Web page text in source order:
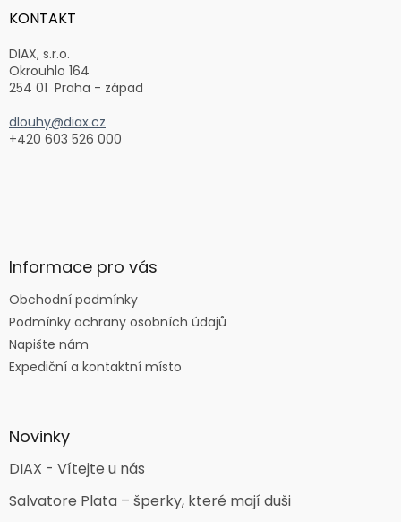
aKONTAKT
DIAX, s.r.o.
Okrouhlo 164
254 01 Praha - západ
dlouhy@diax.cz
+420 603 526 000
Informace pro vás
Obchodní podmínky
Podmínky ochrany osobních údajů
Napište nám
Expediční a kontaktní místo
Novinky
DIAX - Vítejte u nás
Salvatore Plata – šperky, které mají duši